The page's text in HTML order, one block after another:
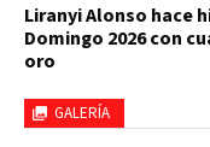
GALERÍA
Liranyi Alonso hace
Domingo 2026 con
oro